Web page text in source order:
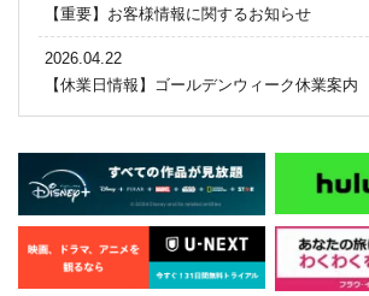
【重要】お客様情報に関するお知らせ
2026.04.22
【休業日情報】ゴールデンウィーク休業案内